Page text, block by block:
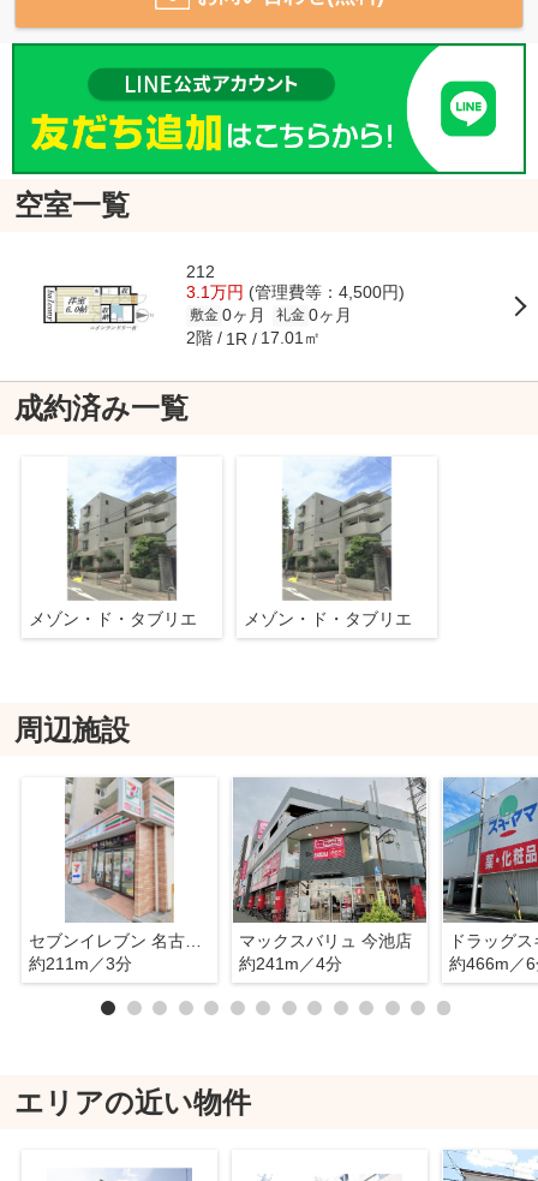
空室一覧
212
3.1万円 (管理費等：4,500円)
敷金 0ヶ月 礼金 0ヶ月
2階 1R 17.01㎡
成約済み一覧
メゾン・ド・タブリエ メゾン・ド・タブリエ
周辺施設
セブンイレブン 名古屋内山2丁目店
約211m／3分
マックスバリュ 今池店
約241m／4分
約466m／
エリアの近い物件